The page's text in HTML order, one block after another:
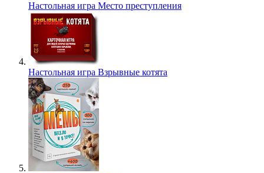
Настольная игра Место преступления
Настольная игра Взрывные котята